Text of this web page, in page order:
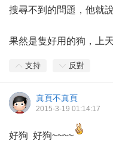
搜尋不到的問題，他就
果然是隻好用的狗，上
支持 反對
真頁不真頁
2015-3-19 01:14:17
好狗 好狗~~~~